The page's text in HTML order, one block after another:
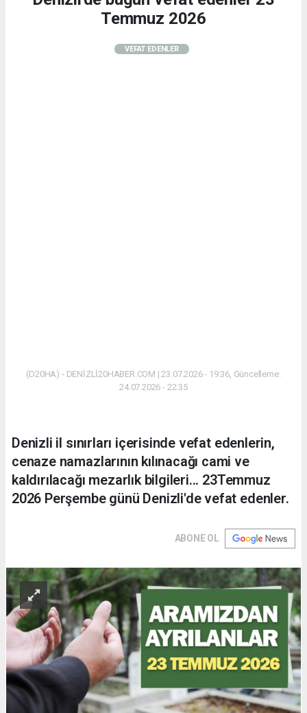
Temmuz 2026
VEFAT EDENLER
(D20HA) - DENİZLİ20HABER.COM | 23.07.2026 - 19:36, Güncelleme:
24.07.2026 - 22:35
Denizli il sınırları içerisinde vefat edenlerin,
cenaze namazlarının kılınacağı cami ve
kaldırılacağı mezarlık bilgileri... 23Temmuz
2026 Perşembe günü Denizli'de vefat edenler.
ABONE OL